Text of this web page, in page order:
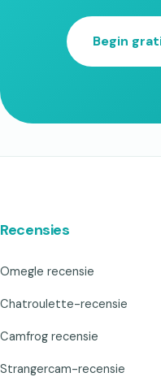
Begin
Recensies
Omegle recensie
Chatroulette-recensie
Camfrog recensie
Strangercam-recensie